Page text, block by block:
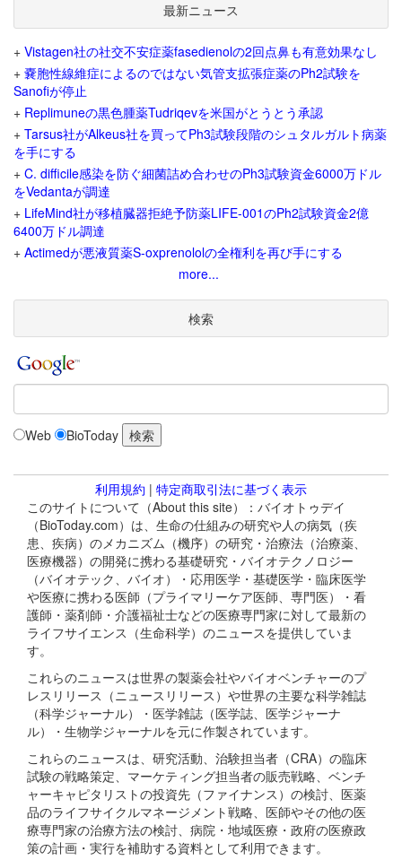
最新ニュース
+ Vistagen社の社交不安症薬fasedienolの2回点鼻も有意効果なし
+ 嚢胞性線維症によるのではない気管支拡張症薬のPh2試験を
Sanofiが停止
+ Replimuneの黒色腫薬Tudriqevを米国がとうとう承認
+ Tarsus社がAlkeus社を買ってPh3試験段階のシュタルガルト病薬
を手にする
+ C. difficile感染を防ぐ細菌詰め合わせのPh3試験資金6000万ドル
をVedantaが調達
+ LifeMind社が移植臓器拒絶予防薬LIFE-001のPh2試験資金2億
6400万ドル調達
+ Actimedが悪液質薬S-oxprenololの全権利を再び手にする
more...
検索
Web BioToday
利用規約 | 特定商取引法に基づく表示
このサイトについて（About this site）：バイオトゥデイ
（BioToday.com）は、生命の仕組みの研究や人の病気（疾
患、疾病）のメカニズム（機序）の研究・治療法（治療薬、
医療機器）の開発に携わる基礎研究・バイオテクノロジー
（バイオテック、バイオ）・応用医学・基礎医学・臨床医学
や医療に携わる医師（プライマリーケア医師、専門医）・看
護師・薬剤師・介護福祉士などの医療専門家に対して最新の
ライフサイエンス（生命科学）のニュースを提供していま
す。
これらのニュースは世界の製薬会社やバイオベンチャーのプ
レスリリース（ニュースリリース）や世界の主要な科学雑誌
（科学ジャーナル）・医学雑誌（医学誌、医学ジャーナ
ル）・生物学ジャーナルを元に作製されています。
これらのニュースは、研究活動、治験担当者（CRA）の臨床
試験の戦略策定、マーケティング担当者の販売戦略、ベンチ
ャーキャピタリストの投資先（ファイナンス）の検討、医薬
品のライフサイクルマネージメント戦略、医師やその他の医
療専門家の治療方法の検討、病院・地域医療・政府の医療政
策の計画・実行を補助する資料として利用できます。